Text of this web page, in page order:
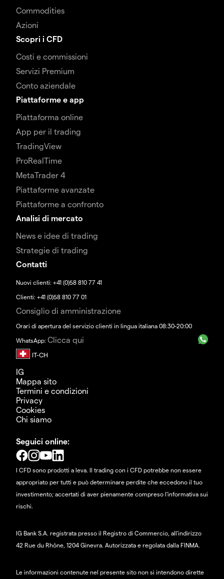
Commodities
Azioni
Scopri i CFD
Costi e commissioni
Servizi Premium
Conto aziendale
Piattaforme e app
Piattaforma online
App per il trading
TradingView
ProRealTime
MetaTrader 4
Piattaforme avanzate
Piattaforme a confronto
Analisi di mercato
News e idee di trading
Strategie di trading
Contatti
Nuovi clienti: +41 (0)58 810 77 41
Clienti: +41 (0)58 810 77 01
Consiglio di amministrazione
Orari di apertura del servizio clienti in lingua italiana 08:30-20:00
WhatsApp: Clicca qui
IG
Mappa sito
Termini e condizioni
Privacy
Cookies
Chi siamo
Seguici online:
I CFD sono prodotti a leva. Il trading con i CFD potrebbe non essere
appropriato per tutti e può determinare perdite che eccedono il tuo
investimento; accertati di aver pienamente compreso l'informativa sui
rischi.
IG Bank S.A. registrata presso il Registro di Commercio, all'indirizzo
42 Rue du Rhône, 1204 Ginevra. Autorizzata e regolata dalla FINMA.
Le informazioni contenute nel presente sito non si intendono dirette